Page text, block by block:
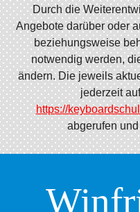
Durch die
Angebote darüber oder
beziehungsweise
notwendig werden,
ändern. Die jeweils
jederzeit
https://
abgerufen